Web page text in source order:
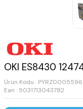
OKI ES8430
Ürün Kodu : PYRZ0005596
Ean : 5031713043782